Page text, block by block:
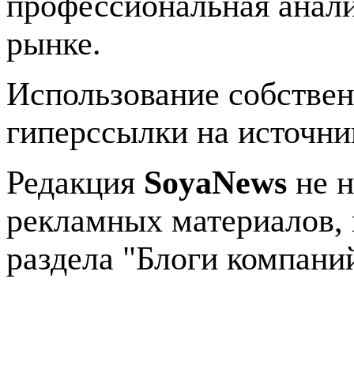
рынке.
Использование
гиперссылки на
Редакция SoyaNews не
рекламных
раздела "Блоги